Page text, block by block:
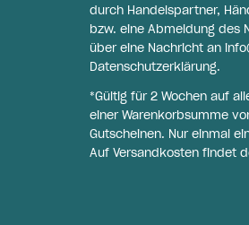
durch Handelspartner,
bzw. eine Abmeldung des
über eine Nachricht an
Datenschutzerklärung.
*Gültig für 2 Wochen auf
einer Warenkorbsumme
Gutscheinen. Nur einmal
Auf Versandkosten findet